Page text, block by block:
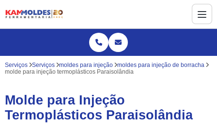
Serviços Serviços moldes para injeção
moldes para injeção de borracha
molde para injeção termoplásticos Paraisolândia
Molde para Injeção
Termoplásticos Paraisolândia